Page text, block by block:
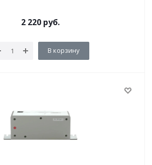
2 220руб.
В корзину